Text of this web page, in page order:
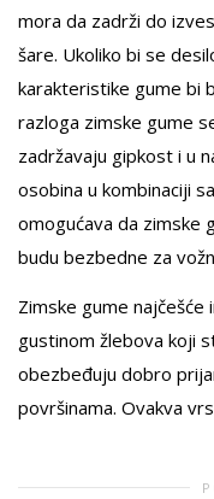
mora da zadrži do
šare. Ukoliko bi se
karakteristike gume bi
razloga zimske gume
zadržavaju gipkost i u
osobina u kombinaciji
omogućava da zimske
budu bezbedne za
Zimske gume najčešće
gustinom žlebova koji
obezbeđuju dobro
površinama. Ovakva